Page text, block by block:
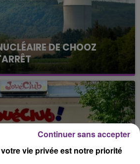
DE CHOOZ
semaine que la centrale
est à l'arrêt. Une situation
intense qui est toujours
vie privée est notre priorité
Continuer sans accepter